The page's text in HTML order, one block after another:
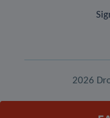
2026